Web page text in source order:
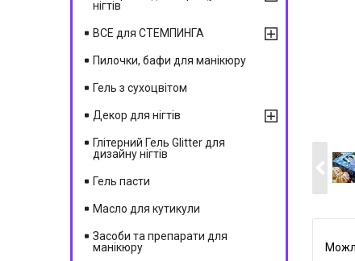
нігтів
ВСЕ для СТЕМПИНГА
Пилочки, бафи для манікюру
Гель з сухоцвітом
Декор для нігтів
Глітерний Гель Glitter для
дизайну нігтів
Гель пасти
Масло для кутикули
Засоби та препарати для
манікюру